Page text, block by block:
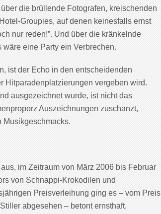
die brüllende Fotografen, kreischenden
Groupies, auf denen keinesfalls ernst
nur reden!”. Und über die kränkelnde
wäre eine Party ein Verbrechen.
ist der Echo in den entscheidenden
Hitparadenplatzierungen vergeben wird.
ausgezeichnet wurde, ist nicht das
Auszeichnungen zuschanzt,
Musikgeschmacks.
im Zeitraum von März 2006 bis Februar
von Schnappi-Krokodilen und
Preisverleihung ging es – vom Preis
abgesehen – betont ernsthaft,